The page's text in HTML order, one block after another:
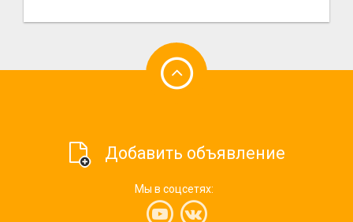
Добавить объявление
Мы в соцсетях: